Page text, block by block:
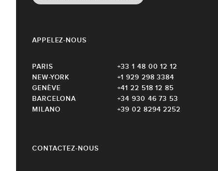
CONTACTEZ-NOUS
APPELEZ-NOUS
PARIS
+33 1 48 00 12 12
NEW-YORK
+1 929 298 3384
GENÈVE
+41 22 518 12 85
BARCELONA
+34 930 46 73 53
MILANO
+39 02 8294 2252